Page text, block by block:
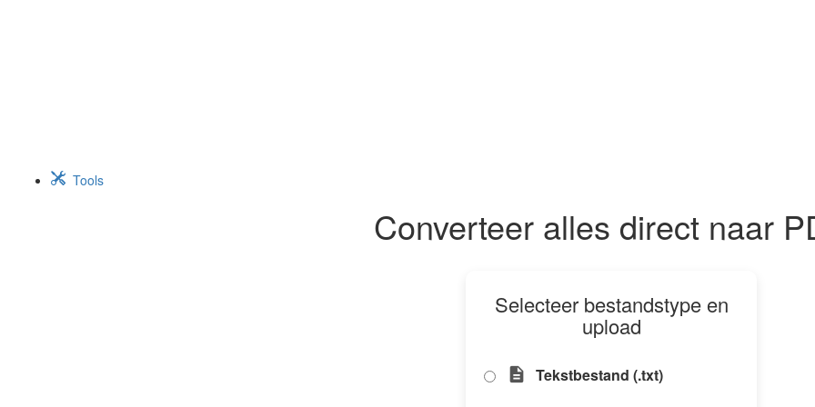
Tools
Converteer alles direct naar
Selecteer bestandstype en
upload
description Tekstbestand (.txt)